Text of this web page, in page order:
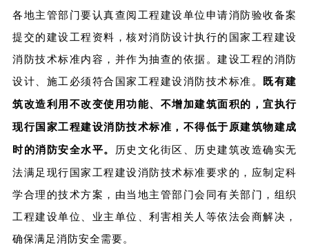
各地主管部门要认真查阅工程建设单位申请消防验收备案
提交的建设工程资料，核对消防设计执行的国家工程建设
消防技术标准内容，并作为抽查的依据。建设工程的消防
设计、施工必须符合国家工程建设消防技术标准。 既有建
筑改造利用不改变使用功能、不增加建筑面积的，宜执行
现行国家工程建设消防技术标准，不得低于原建筑物建成
时的消防安全水平。
历史文化街区、历史建筑改造确实无
法满足现行国家工程建设消防技术标准要求的，应制定科
学合理的技术方案，由当地主管部门会同有关部门，组织
工程建设单位、业主单位、利害相关人等依法会商解决，
确保满足消防安全需要。